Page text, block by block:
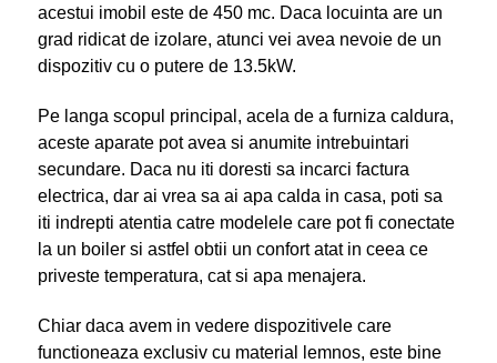
acestui imobil este de 450 mc. Daca locuinta are un
grad ridicat de izolare, atunci vei avea nevoie de un
dispozitiv cu o putere de 13.5kW.
Pe langa scopul principal, acela de a furniza caldura,
aceste aparate pot avea si anumite intrebuintari
secundare. Daca nu iti doresti sa incarci factura
electrica, dar ai vrea sa ai apa calda in casa, poti sa
iti indrepti atentia catre modelele care pot fi conectate
la un boiler si astfel obtii un confort atat in ceea ce
priveste temperatura, cat si apa menajera.
Chiar daca avem in vedere dispozitivele care
functioneaza exclusiv cu material lemnos, este bine